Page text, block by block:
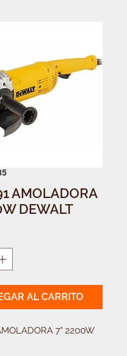
AMOLADORA
DEWALT
AL CARRITO
7" 2200W